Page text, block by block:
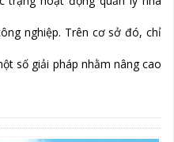
nghiệp. Trên cơ sở đó, chỉ
số giải pháp nhằm nâng cao